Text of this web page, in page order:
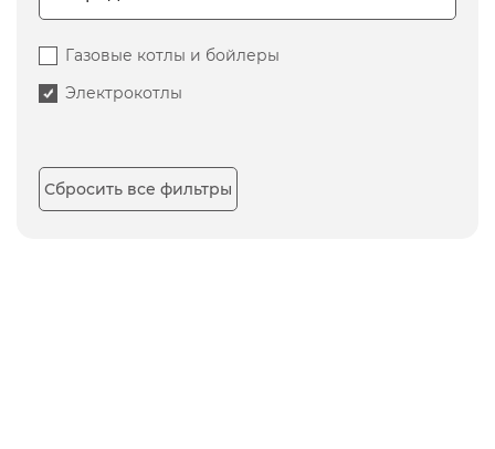
Газовые котлы и бойлеры
Электрокотлы
Сбросить все фильтры